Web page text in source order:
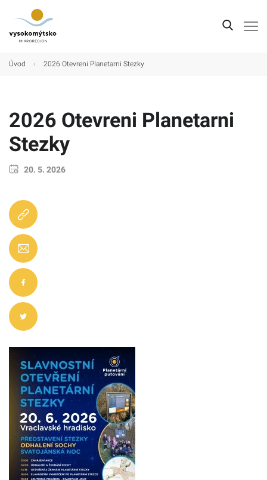
Úvod › 2026 Otevreni Planetarni Stezky
2026 Otevreni Planetarni
Stezky
20. 5. 2026
Úvod
Turistické cíle